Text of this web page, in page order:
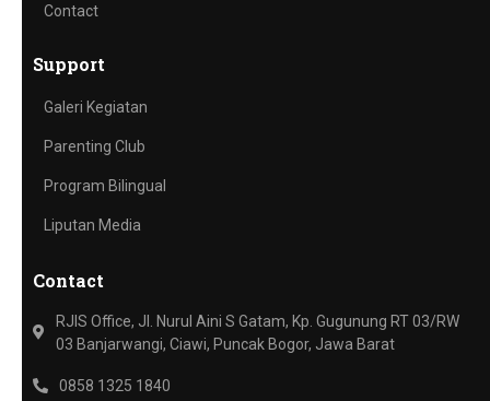
Contact
Support
Galeri Kegiatan
Parenting Club
Program Bilingual
Liputan Media
Contact
RJIS Office, Jl. Nurul Aini S Gatam, Kp. Gugunung RT 03/RW
03 Banjarwangi, Ciawi, Puncak Bogor, Jawa Barat
0858 1325 1840